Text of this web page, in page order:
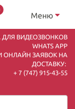
Меню
ДЛЯ ВИДЕОЗВОНКОВ
WHATS APP
ОНЛАЙН ЗАЯВОК НА
ДОСТАВКУ:
+ 7 (747) 915-43-55